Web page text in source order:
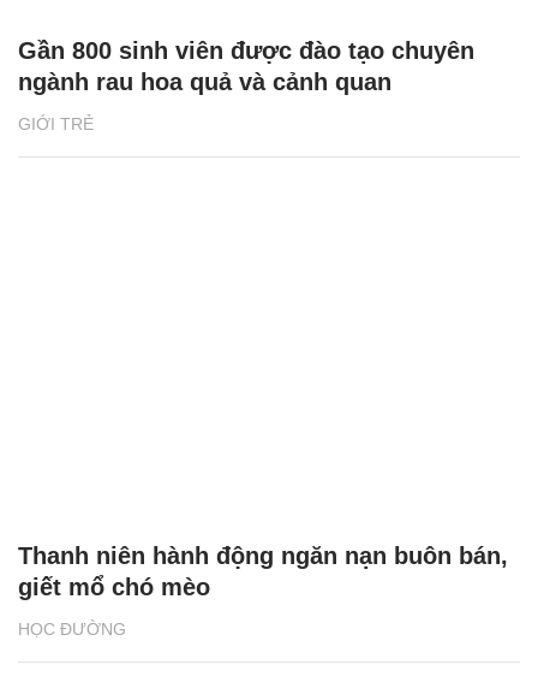
GIỚI TRẺ
Gần 800 sinh viên được đào tạo chuyên
ngành rau hoa quả và cảnh quan
HỌC ĐƯỜNG
Thanh niên hành động ngăn nạn buôn bán,
giết mổ chó mèo